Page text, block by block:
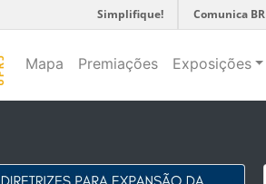
Simplifique! Comunica BR
Mapa Premiações Exposições